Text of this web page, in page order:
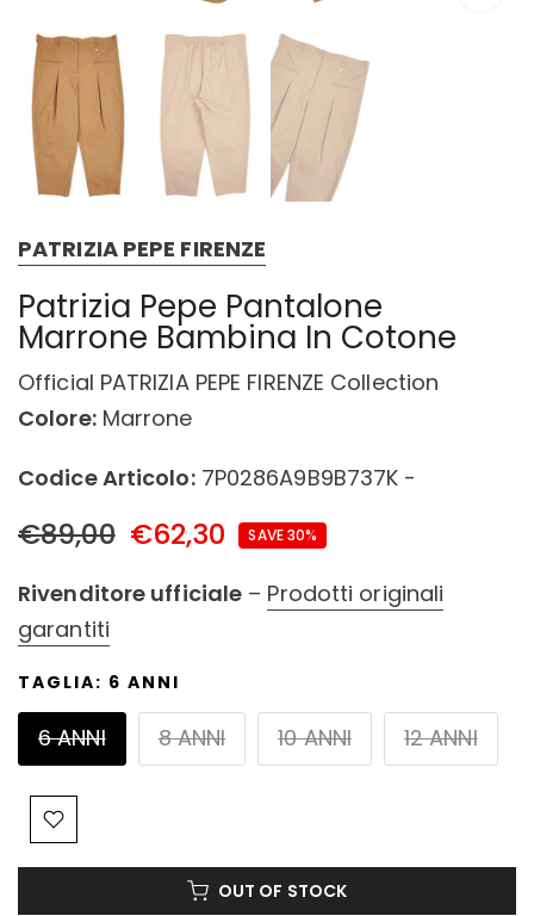
PATRIZIA PEPE FIRENZE
Patrizia Pepe Pantalone
Marrone Bambina In Cotone
Official PATRIZIA PEPE FIRENZE Collection
Colore:Marrone
Codice Articolo:7P0286A9B9B737K -
€89,00 €62,30 SAVE 30%
Rivenditore ufficiale – Prodotti originali
garantiti
TAGLIA: 6 ANNI
6 ANNI 8 ANNI 10 ANNI 12 ANNI
OUT OF STOCK